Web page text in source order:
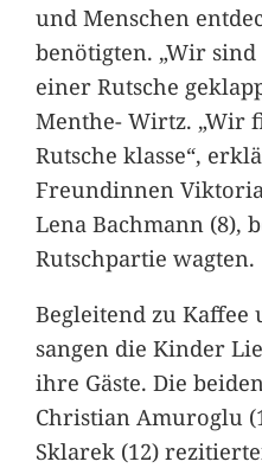
und Menschen
benötigten. „Wir
einer Rutsche
Menthe- Wirtz. „Wir
Rutsche klasse“,
Freundinnen
Lena Bachmann (8),
Rutschpartie wagten.
Begleitend zu
sangen die Kinder
ihre Gäste. Die
Christian Amuroglu
Sklarek (12)